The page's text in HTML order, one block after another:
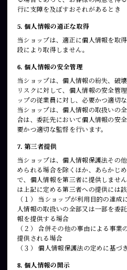
行に支障を及ぼすおそれがあるとき
5. 個人情報の適正な取得
当ショップは、適正に個人情報を取
段により取得しません。
6. 個人情報の安全管理
当ショップは、個人情報の紛失、破
リスクに対して、個人情報の安全管
ップの従業員に対し、必要かつ適切
当ショップは、個人情報の取扱いの
合は、委託先において個人情報の安
要かつ適切な監督を行います。
7. 第三者提供
当ショップは、個人情報保護法その
められる場合を除くほか、あらかじ
で、個人情報を第三者に提供しませ
は上記に定める第三者への提供には該
（１） 当ショップが利用目的の達
人情報の取扱いの全部又は一部を委
報を提供する場合
（２） 合併その他の事由による事
提供される場合
（３） 個人情報保護法の定めに基づ
8. 個人情報の開示